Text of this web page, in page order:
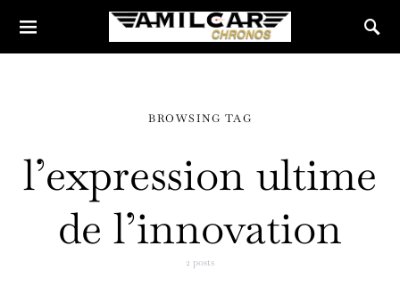
BROWSING TAG
l’expression ultime
de l’innovation
2 posts